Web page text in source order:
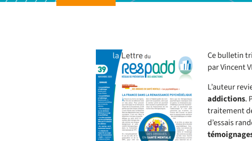
Ce bulletin
par Vincent
L’auteur
addictions.
traitement
d’essais